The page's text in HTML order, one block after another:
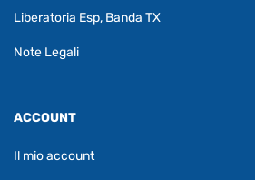
Liberatoria Esp, Banda TX
Note Legali
ACCOUNT
Il mio account